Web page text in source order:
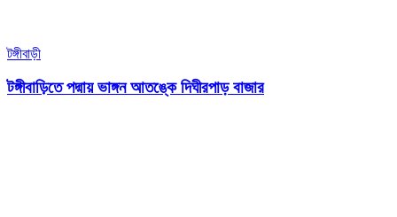
টঙ্গীবাড়ী
টঙ্গীবাড়িতে পদ্মায় ভাঙ্গন আতঙ্কে দিঘীরপাড় বাজার